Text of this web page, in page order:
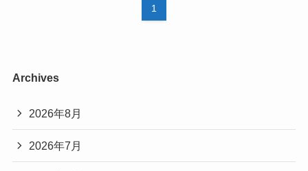
1
Archives
2026年8月
2026年7月